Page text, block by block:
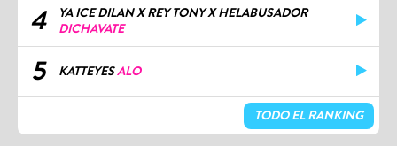
4
YA ICE DILAN X REY TONY X HELABUSADOR
DICHAVATE
5 KATTEYESALO
TODO EL RANKING